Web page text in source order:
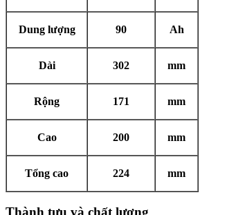
Dung lượng 90 Ah
Dài 302 mm
Rộng 171 mm
Cao 200 mm
Tổng cao 224 mm